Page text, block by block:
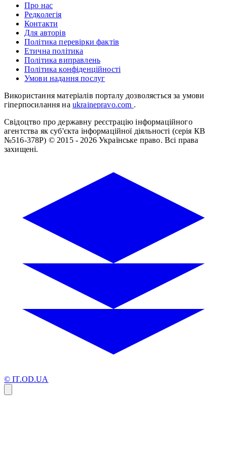
Про нас
Редколегія
Контакти
Для авторів
Політика перевірки фактів
Етична політика
Політика виправлень
Політика конфіденційності
Умови надання послуг
Використання матеріалів порталу дозволяється за умови
гіперпосилання на ukrainepravo.com .
Свідоцтво про державну реєстрацію інформаційного
агентства як суб'єкта інформаційної діяльності (серія КВ
№516-378Р) © 2015 - 2026 Українське право. Всі права
захищені.
© IT.OD.UA